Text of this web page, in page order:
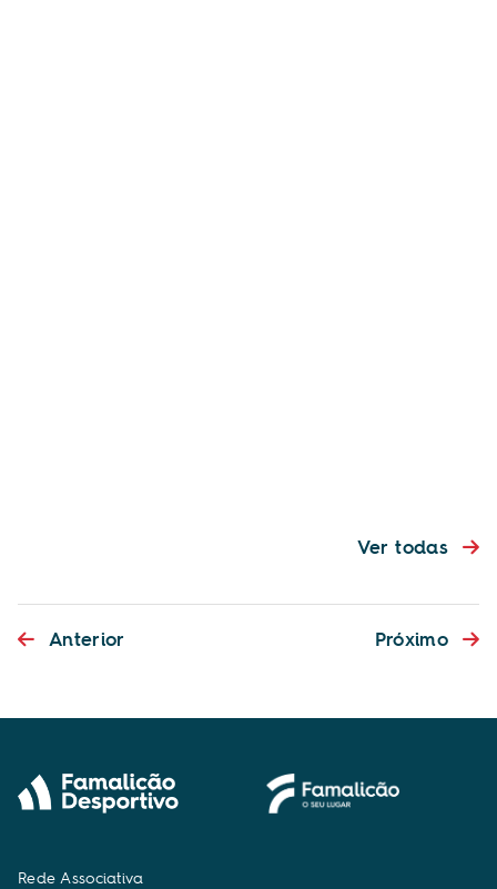
Ver todas
Anterior Próximo
Rede Associativa